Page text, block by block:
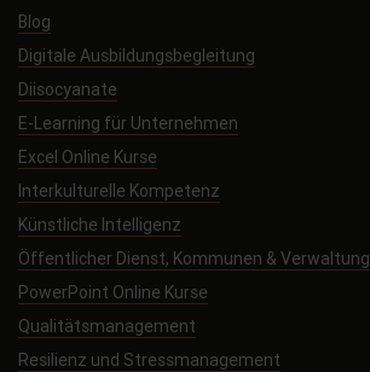
Blog
Digitale Ausbildungsbegleitung
Diisocyanate
E-Learning für Unternehmen
Excel Online Kurse
Interkulturelle Kompetenz
Künstliche Intelligenz
Öffentlicher Dienst, Kommunen & Verwaltung
PowerPoint Online Kurse
Qualitätsmanagement
Resilienz und Stressmanagement